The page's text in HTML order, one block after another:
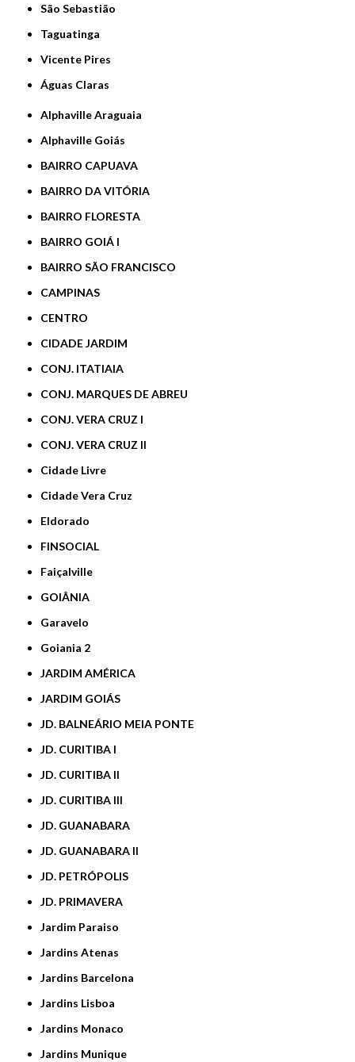
São Sebastião
Taguatinga
Vicente Pires
Águas Claras
Alphaville Araguaia
Alphaville Goiás
BAIRRO CAPUAVA
BAIRRO DA VITÓRIA
BAIRRO FLORESTA
BAIRRO GOIÁ I
BAIRRO SÃO FRANCISCO
CAMPINAS
CENTRO
CIDADE JARDIM
CONJ. ITATIAIA
CONJ. MARQUES DE ABREU
CONJ. VERA CRUZ I
CONJ. VERA CRUZ II
Cidade Livre
Cidade Vera Cruz
Eldorado
FINSOCIAL
Faiçalville
GOIÂNIA
Garavelo
Goiania 2
JARDIM AMÉRICA
JARDIM GOIÁS
JD. BALNEÁRIO MEIA PONTE
JD. CURITIBA I
JD. CURITIBA II
JD. CURITIBA III
JD. GUANABARA
JD. GUANABARA II
JD. PETRÓPOLIS
JD. PRIMAVERA
Jardim Paraiso
Jardins Atenas
Jardins Barcelona
Jardins Lisboa
Jardins Monaco
Jardins Munique